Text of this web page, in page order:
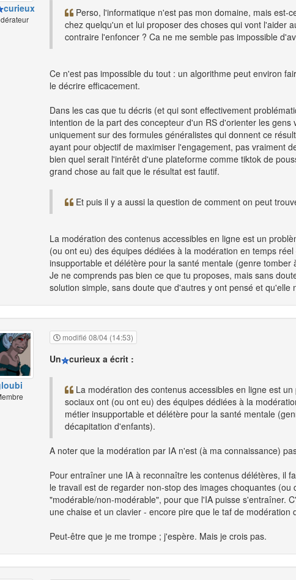
curieux
Perso, l'informatique n'est pas mon domaine, mais est-
chez quelqu'un et lui proposer des choses qui vont l'aider
contraire l'enfoncer ? Ca ne me semble pas impossible
Ce n'est pas impossible du tout : un algorithme peut environ
le décrire efficacement.
Dans les cas que tu décris (et qui sont effectivement
intention de la part des concepteur d'un RS d'orienter les
uniquement sur des formules généralistes qui donnent ce
ayant pour objectif de maximiser l'engagement, pas vraiment
bien quel serait l'intérêt d'une plateforme comme tiktok de
grand chose au fait que le résultat est fautif.
Et puis il y a aussi la question de comment on peut
La modération des contenus accessibles en ligne est un
(ou ont eu) des équipes dédiées à la modération en temps
insupportable et délétère pour la santé mentale (genre
Je ne comprends pas bien ce que tu proposes, mais sans
solution simple, sans doute que d'autres y ont pensé et qu'elle
modifié 08/04 (14:53)
Un curieux a écrit :
La modération des contenus accessibles en ligne est
sociaux ont (ou ont eu) des équipes dédiées à la
métier insupportable et délétère pour la santé mentale
décapitation d'enfants).
A noter que la modération par IA n'est (à ma connaissance)
Pour entraîner une IA à reconnaître les contenus délétères, il
le travail est de regarder non-stop des images choquantes
"modérable/non-modérable", pour que l'IA puisse s'entraîner.
une chaise et un clavier - encore pire que le taf de modération
Peut-être que je me trompe ; j'espère. Mais je crois pas.